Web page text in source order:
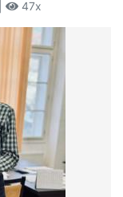
47x